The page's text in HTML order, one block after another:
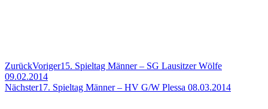
ZurückVoriger15. Spieltag Männer – SG Lausitzer Wölfe
09.02.2014
Nächster17. Spieltag Männer – HV G/W Plessa 08.03.2014